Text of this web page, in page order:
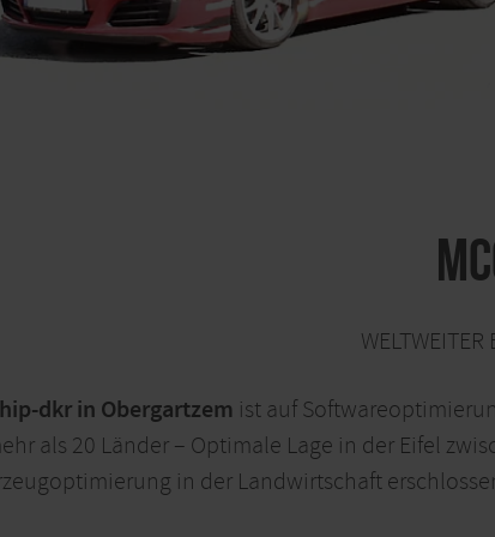
dkr in Obergartzem ist auf
als 20 Länder – Optimale Lage in der Eifel
in der Landwirtschaft